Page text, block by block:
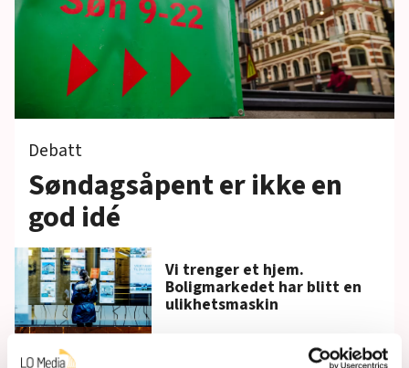
Debatt
Søndagsåpent er ikke en
god idé
Vi trenger et hjem.
Boligmarkedet har blitt en
ulikhetsmaskin
Stans de brutale